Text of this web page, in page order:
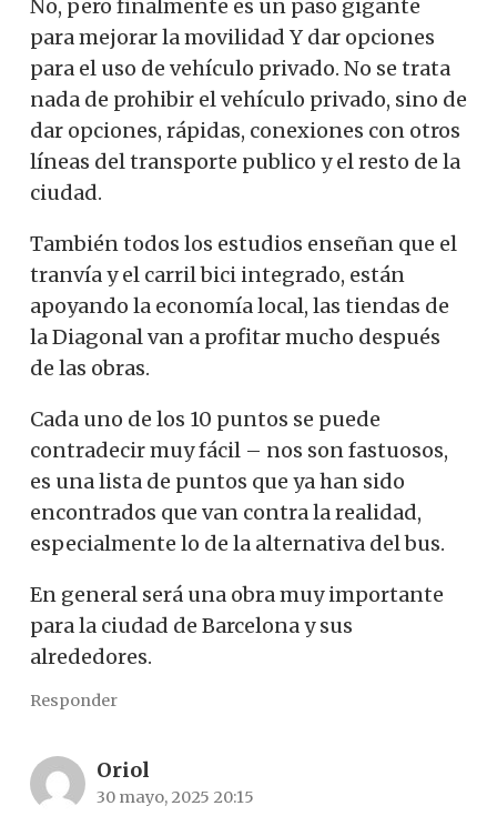
No, pero finalmente es un paso gigante
para mejorar la movilidad Y dar opciones
para el uso de vehículo privado. No se trata
nada de prohibir el vehículo privado, sino de
dar opciones, rápidas, conexiones con otros
líneas del transporte publico y el resto de la
ciudad.
También todos los estudios enseñan que el
tranvía y el carril bici integrado, están
apoyando la economía local, las tiendas de
la Diagonal van a profitar mucho después
de las obras.
Cada uno de los 10 puntos se puede
contradecir muy fácil – nos son fastuosos,
es una lista de puntos que ya han sido
encontrados que van contra la realidad,
especialmente lo de la alternativa del bus.
En general será una obra muy importante
para la ciudad de Barcelona y sus
alrededores.
Responder
Oriol
30 mayo, 2025 20:15